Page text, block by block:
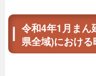
文
令和4年1月まん
県全域)におけ